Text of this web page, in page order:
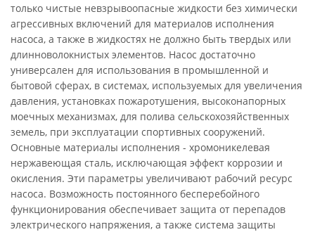
только чистые невзрывоопасные жидкости без химически
агрессивных включений для материалов исполнения
насоса, а также в жидкостях не должно быть твердых или
длинноволокнистых элементов. Насос достаточно
универсален для использования в промышленной и
бытовой сферах, в системах, используемых для увеличения
давления, установках пожаротушения, высоконапорных
моечных механизмах, для полива сельскохозяйственных
земель, при эксплуатации спортивных сооружений.
Основные материалы исполнения - хромоникелевая
нержавеющая сталь, исключающая эффект коррозии и
окисления. Эти параметры увеличивают рабочий ресурс
насоса. Возможность постоянного бесперебойного
функционирования обеспечивает защита от перепадов
электрического напряжения, а также система защиты